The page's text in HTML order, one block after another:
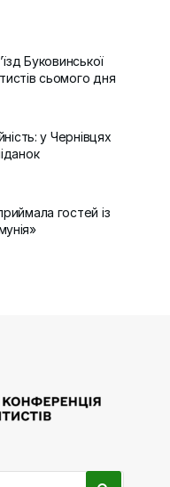
Буковинської
сьомого дня
у Чернівцях
гостей із